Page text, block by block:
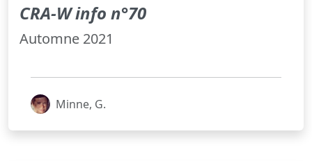
CRA-W info n°70
Automne 2021
Minne, G.